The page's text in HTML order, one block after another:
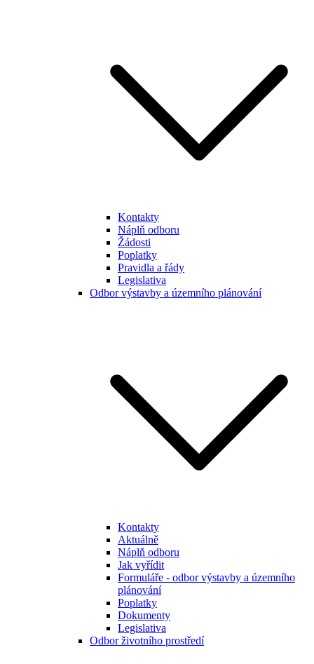
Kontakty
Náplň odboru
Žádosti
Poplatky
Pravidla a řády
Legislativa
Odbor výstavby a územního plánování
Kontakty
Aktuálně
Náplň odboru
Jak vyřídit
Formuláře - odbor výstavby a územního
plánování
Poplatky
Dokumenty
Legislativa
Odbor životního prostředí